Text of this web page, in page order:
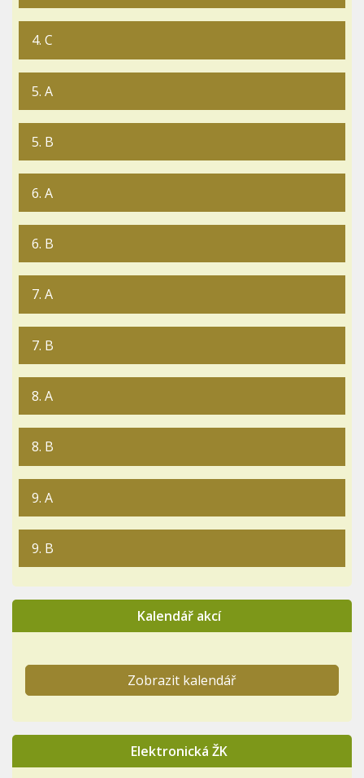
4. C
5. A
5. B
6. A
6. B
7. A
7. B
8. A
8. B
9. A
9. B
Kalendář akcí
Zobrazit kalendář
Elektronická ŽK